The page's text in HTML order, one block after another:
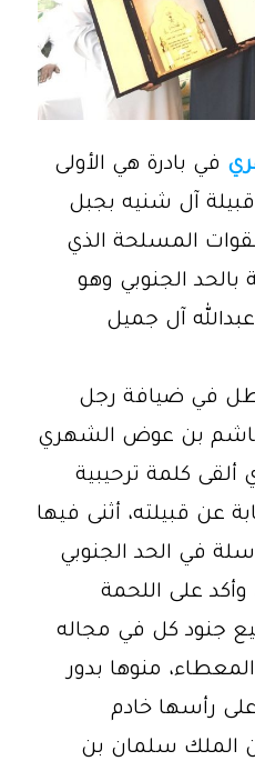
في بادرة هي الأولى
آل شنيه بجبل
المسلحة الذي
بالحد الجنوبي وهو
آل جميل
في ضيافة رجل
هاشم بن عوض الشهري
ألقى كلمة ترحيبية
عن قبيلته، أثنى فيها
في الحد الجنوبي
وأكد على اللحمة
جنود كل في مجاله
منوها بدور
رأسها خادم
الملك سلمان بن